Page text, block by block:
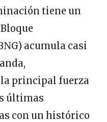
tiene un
acumula casi
principal fuerza
últimas
con un histórico